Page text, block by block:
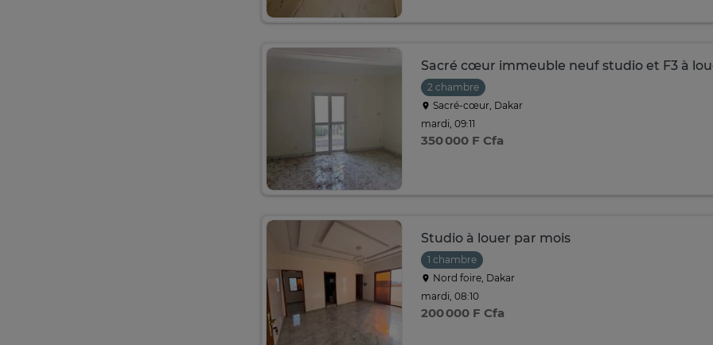
Sacré cœur immeuble neuf studio et F3 à
2 chambre
Sacré-cœur, Dakar
mardi, 09:11
350 000 F Cfa
Studio à louer par mois
1 chambre
Nord foire, Dakar
mardi, 08:10
200 000 F Cfa